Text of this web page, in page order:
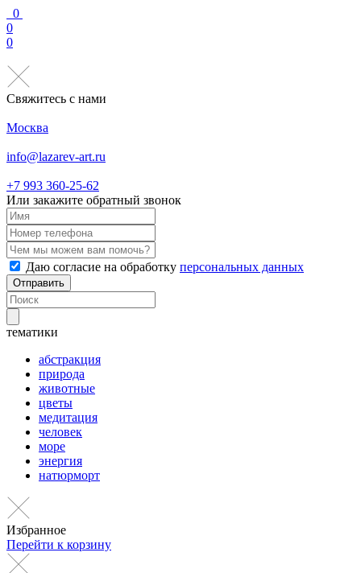
0
0
0
Свяжитесь с нами
Москва
info@lazarev-art.ru
+7 993 360‑25‑62
Или закажите обратный звонок
Даю согласие на обработку персональных данных
Отправить
тематики
абстракция
природа
животные
цветы
медитация
человек
море
энергия
натюрморт
Избранное
Перейти к корзину